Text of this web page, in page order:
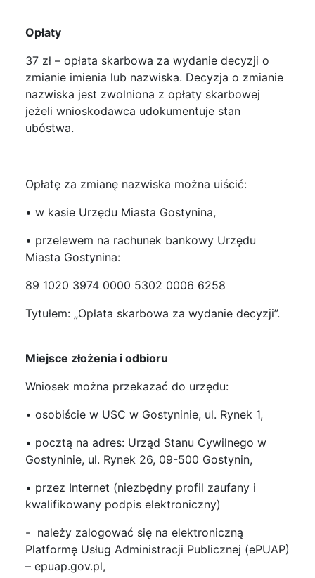
Opłaty
37 zł – opłata skarbowa za wydanie decyzji o
zmianie imienia lub nazwiska. Decyzja o zmianie
nazwiska jest zwolniona z opłaty skarbowej
jeżeli wnioskodawca udokumentuje stan
ubóstwa.
Opłatę za zmianę nazwiska można uiścić:
• w kasie Urzędu Miasta Gostynina,
• przelewem na rachunek bankowy Urzędu
Miasta Gostynina:
89 1020 3974 0000 5302 0006 6258
Tytułem: „Opłata skarbowa za wydanie decyzji”.
Miejsce złożenia i odbioru
Wniosek można przekazać do urzędu:
• osobiście w USC w Gostyninie, ul. Rynek 1,
• pocztą na adres: Urząd Stanu Cywilnego w
Gostyninie, ul. Rynek 26, 09-500 Gostynin,
• przez Internet (niezbędny profil zaufany i
kwalifikowany podpis elektroniczny)
- należy zalogować się na elektroniczną
Platformę Usług Administracji Publicznej (ePUAP)
– epuap.gov.pl,